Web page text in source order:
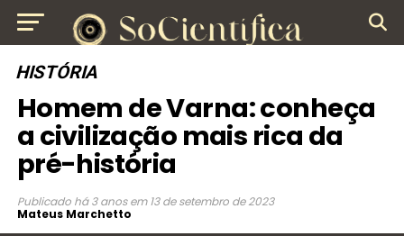
HISTÓRIA
Homem de Varna: conheça
a civilização mais rica da
pré-história
Publicado há 3 anos em 13 de setembro de 2023
Mateus Marchetto